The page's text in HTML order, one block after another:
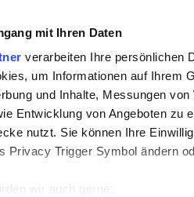
mit Ihren Daten
verarbeiten Ihre persönlichen
um Informationen auf Ihrem
und Inhalte, Messungen von
Entwicklung von Angeboten zu
nutzt. Sie können Ihre
Privacy Trigger Symbol ändern
wir auch gerne: